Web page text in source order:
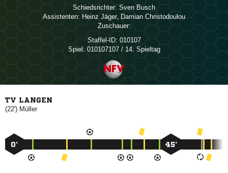
Schiedsrichter:  
Assistenten:  ,  
Zuschauer:
Staffel-ID: 010107
Spiel: 010107107 / 14. Spieltag
TV LANGEN
(22') 
0’ 45’